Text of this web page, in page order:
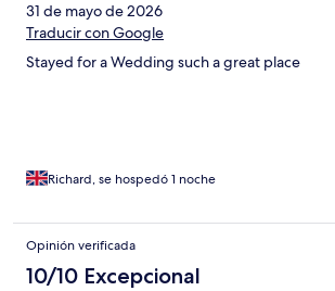
31 de mayo de 2026
Traducir con Google
Stayed for a Wedding such a great place
Richard, se hospedó 1 noche
Opinión verificada
10/10 Excepcional